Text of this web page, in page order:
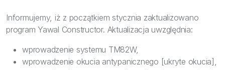
Inspiracje
Informujemy, iż z początkiem stycznia zaktualizowano
program Yawal Constructor. Aktualizacja uwzględnia:
wprowadzenie systemu TM82W,
wprowadzenie okucia antypanicznego [ukryte okucia],